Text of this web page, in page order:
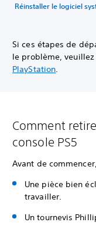
Réinstaller le logiciel
Si ces étapes de
le problème, veuillez
PlayStation
Comment
console PS5
Avant de
Une pièce bien
travailler.
Un tournevis